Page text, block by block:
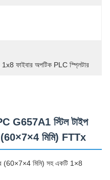
1x8 ফাইবার অপটিক PLC স্প্লিটার
স্টিল টাইপ
(60×7×4 মিমি) FTTx
(60×7×4 মিমি) সহ একটি 1×8